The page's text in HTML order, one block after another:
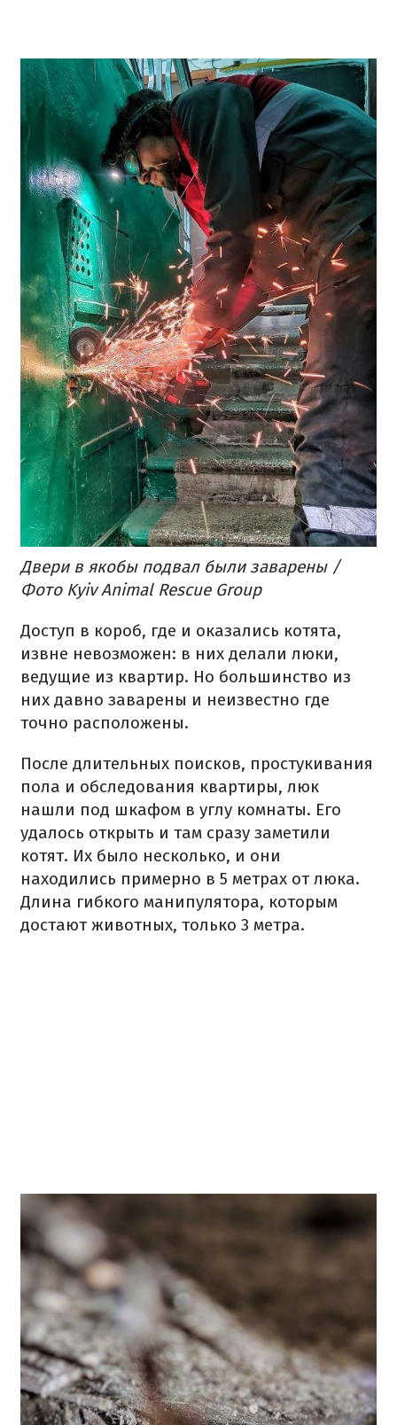
Двери в якобы подвал были заварены /
Фото Kyiv Animal Rescue Group
Доступ в короб, где и оказались котята,
извне невозможен: в них делали люки,
ведущие из квартир. Но большинство из
них давно заварены и неизвестно где
точно расположены.
После длительных поисков, простукивания
пола и обследования квартиры, люк
нашли под шкафом в углу комнаты. Его
удалось открыть и там сразу заметили
котят. Их было несколько, и они
находились примерно в 5 метрах от люка.
Длина гибкого манипулятора, которым
достают животных, только 3 метра.